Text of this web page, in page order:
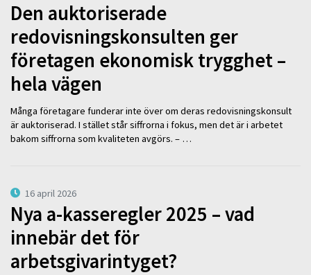
Den auktoriserade
redovisningskonsulten ger
företagen ekonomisk trygghet –
hela vägen
Många företagare funderar inte över om deras redovisningskonsult
är auktoriserad. I stället står siffrorna i fokus, men det är i arbetet
bakom siffrorna som kvaliteten avgörs. – …
16 april 2026
Nya a-kasseregler 2025 – vad
innebär det för
arbetsgivarintyget?